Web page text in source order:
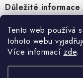
Tento web používá
tohoto webu
Více informací zde.
pDůležité informace
Doprava a platba
Obchodní podmínky
Vrácení zboží
Pro zákazníky
Svatební dárkový box
dárkem!
Blog